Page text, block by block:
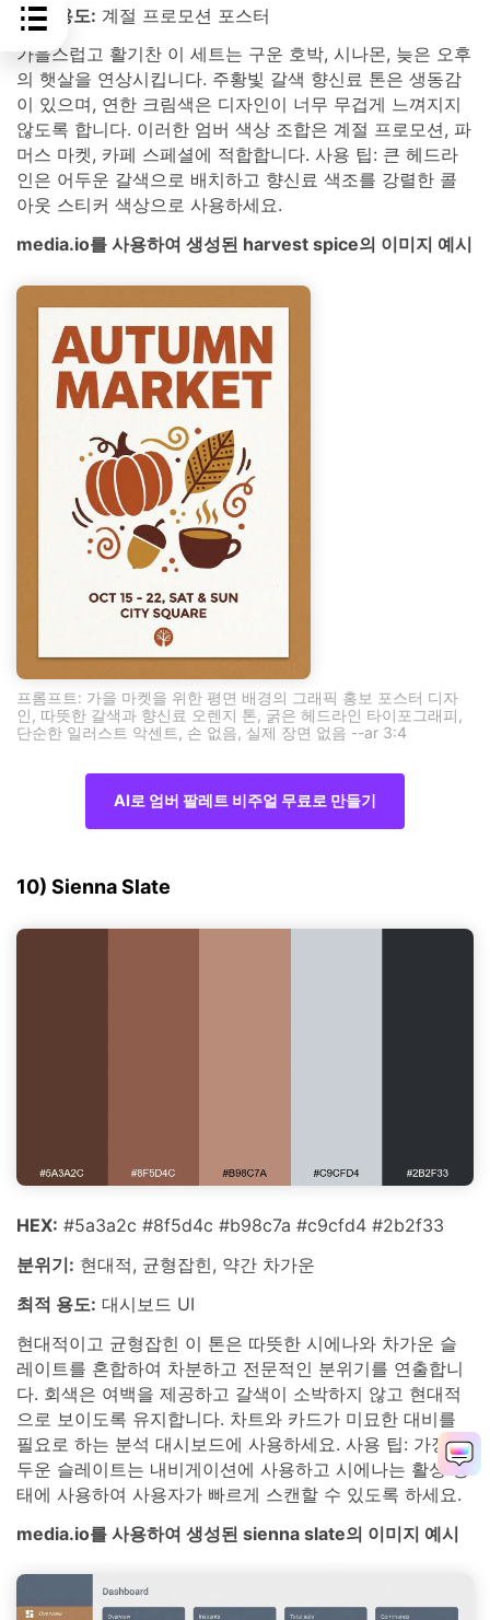
최적 용도: 계절 프로모션 포스터
가을스럽고 활기찬 이 세트는 구운 호박, 시나몬, 늦은 오후
의 햇살을 연상시킵니다. 주황빛 갈색 향신료 톤은 생동감
이 있으며, 연한 크림색은 디자인이 너무 무겁게 느껴지지
않도록 합니다. 이러한 엄버 색상 조합은 계절 프로모션, 파
머스 마켓, 카페 스페셜에 적합합니다. 사용 팁: 큰 헤드라
인은 어두운 갈색으로 배치하고 향신료 색조를 강렬한 콜
아웃 스티커 색상으로 사용하세요.
media.io를 사용하여 생성된 harvest spice의 이미지 예시
프롬프트: 가을 마켓을 위한 평면 배경의 그래픽 홍보 포스터 디자
인, 따뜻한 갈색과 향신료 오렌지 톤, 굵은 헤드라인 타이포그래피,
단순한 일러스트 악센트, 손 없음, 실제 장면 없음 --ar 3:4
AI로 엄버 팔레트 비주얼 무료로 만들기
10) Sienna Slate
HEX: #5a3a2c #8f5d4c #b98c7a #c9cfd4 #2b2f33
분위기: 현대적, 균형잡힌, 약간 차가운
최적 용도: 대시보드 UI
현대적이고 균형잡힌 이 톤은 따뜻한 시에나와 차가운 슬
레이트를 혼합하여 차분하고 전문적인 분위기를 연출합니
다. 회색은 여백을 제공하고 갈색이 소박하지 않고 현대적
으로 보이도록 유지합니다. 차트와 카드가 미묘한 대비를
필요로 하는 분석 대시보드에 사용하세요. 사용 팁: 가장 어
두운 슬레이트는 내비게이션에 사용하고 시에나는 활성 상
태에 사용하여 사용자가 빠르게 스캔할 수 있도록 하세요.
media.io를 사용하여 생성된 sienna slate의 이미지 예시